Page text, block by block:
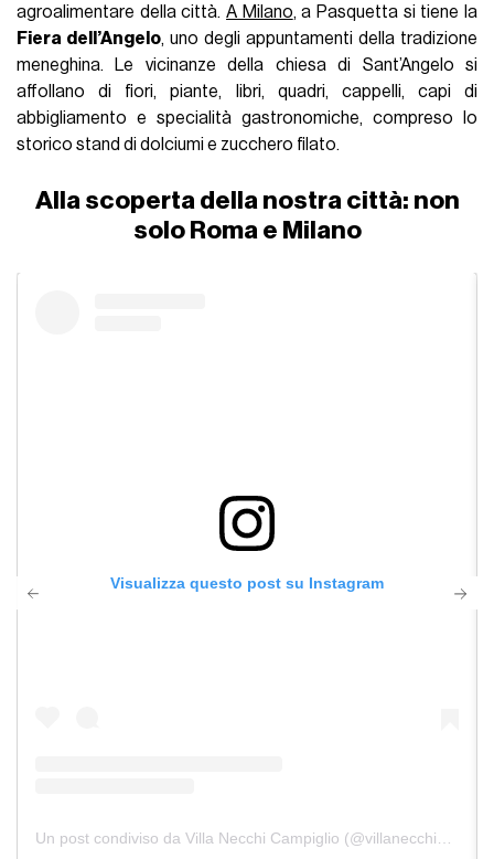
agroalimentare della città.A Milano, a Pasquetta si tiene la
Fiera dell’Angelo, uno degli appuntamenti della tradizione
meneghina. Le vicinanze della chiesa di Sant’Angelo si
affollano di fiori, piante, libri, quadri, cappelli, capi di
abbigliamento e specialità gastronomiche, compreso lo
storico stand di dolciumi e zucchero filato.
Alla scoperta della nostra città: non
solo Roma e Milano
Visualizza questo post su Instagram